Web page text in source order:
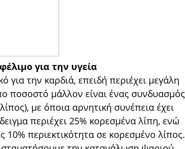
για την υγεία
την καρδιά, επειδή περιέχει μεγάλη
ποσοστό μάλλον είναι ένας συνδυασμός
με όποια αρνητική συνέπεια έχει
περιέχει 25% κορεσμένα λίπη, ενώ
10% περιεκτικότητα σε κορεσμένο λίπος.